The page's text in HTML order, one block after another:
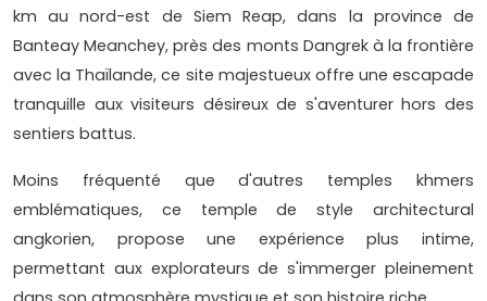
km au nord-est de Siem Reap, dans la province de
Banteay Meanchey, près des monts Dangrek à la frontière
avec la Thaïlande, ce site majestueux offre une escapade
tranquille aux visiteurs désireux de s'aventurer hors des
sentiers battus.
Moins fréquenté que d'autres temples khmers
emblématiques, ce temple de style architectural
angkorien, propose une expérience plus intime,
permettant aux explorateurs de s'immerger pleinement